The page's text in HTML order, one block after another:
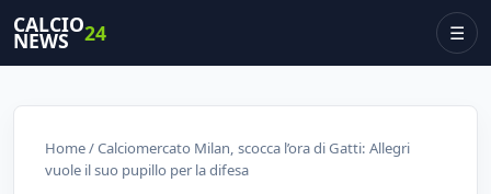
CALCIO
NEWS 24 ☰
Home/ Calciomercato Milan, scocca l’ora di Gatti: Allegri
vuole il suo pupillo per la difesa